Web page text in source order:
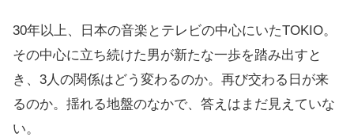
30年以上、日本の音楽とテレビの中心にいたTOKIO。
その中心に立ち続けた男が新たな一歩を踏み出すと
き、3人の関係はどう変わるのか。再び交わる日が来
るのか。揺れる地盤のなかで、答えはまだ見えていな
い。